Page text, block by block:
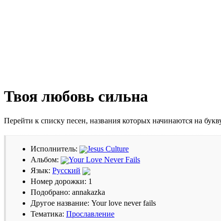
Твоя любовь сильна
Перейти к списку песен, названия которых начинаются на
Исполнитель:
Jesus Culture
Альбом:
Your Love Never Fails
Язык: Русский
Номер дорожки: 1
Подобрано: annakazka
Другое название: Your love never fails
Тематика: Прославление